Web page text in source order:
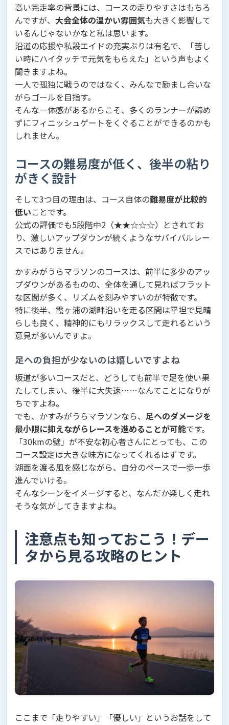
高い完走率の背景には、コースの走りやすさはもちろ
んですが、 大会全体の温かい雰囲気も大きく影響して
いるんじゃないかなと私は思います。
沿道の応援や私設エイドの充実ぶりは有名で、「苦し
い時にハイタッチで元気をもらえた」という声もよく
聞きますよね。
一人で孤独に戦うのではなく、みんなで励まし合いな
がらゴールを目指す。
そんな一体感があるからこそ、多くのランナーが諦め
ずにフィニッシュゲートをくぐることができるのかも
しれません。
コースの難易度が低く、後半の粘り
がきく設計
そして3つ目の理由は、コース自体の難易度が比較的
低いことです。
公式の評価でも5段階中2（★★☆☆☆）とされてお
り、激しいアップダウンが続くようなサバイバルレー
スではありません。
かすみがうらマラソンのコースは、前半に多少のアッ
プダウンがあるものの、全体を通して見ればフラット
な区間が多く、リズムを刻みやすいのが特徴です。
特に後半、霞ヶ浦の湖畔沿いを走る区間は平坦で見晴
らしも良く、精神的にもリラックスして走れるという
意見が多いんですよ。
足への負担が少ないのは嬉しいですよね
坂道が多いコースだと、どうしても前半で足を使い果
たしてしまい、後半に大失速……なんてことになりが
ちですよね。
でも、かすみがうらマラソンなら、 足へのダメージを
最小限に抑えながらレースを進めることが可能です。
「30kmの壁」が不安な初心者さんにとっても、この
コース設定は大きな味方になってくれるはずです。
湖面を渡る風を感じながら、自分のペースで一歩一歩
進んでいける。
そんなシーンをイメージすると、なんだか楽しく走れ
そうな気がしてきますよね。
注意点も知っておこう！デー
タから見る攻略のヒント
ここまで「走りやすい」「優しい」というお話をして